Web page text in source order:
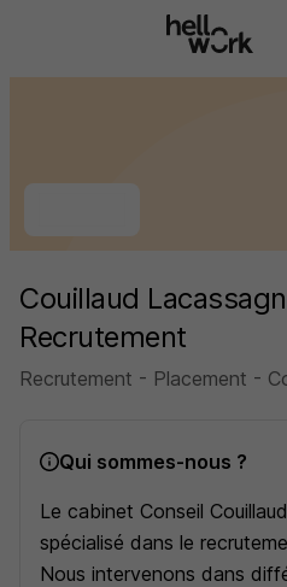
Couillaud
Recrutement
Recrutement - Placement -
Qui sommes-nous ?
Le cabinet Conseil
spécialisé dans le
Nous intervenons dans